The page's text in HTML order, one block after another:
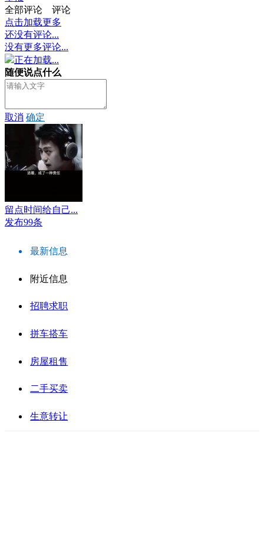
全部评论
评论
点击加载更多
还没有评论...
没有更多评论...
正在加载...
随便说点什么
取消 确定
留点时间给自己...
发布99条
最新信息
附近信息
招聘求职
拼车搭车
房屋租售
二手买卖
生意转让